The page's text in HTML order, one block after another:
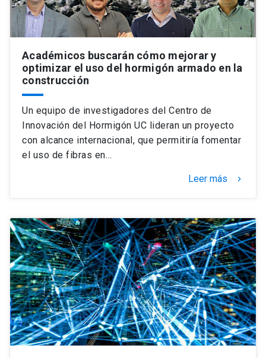
Académicos buscarán cómo mejorar y
optimizar el uso del hormigón armado en la
construcción
Un equipo de investigadores del Centro de
Innovación del Hormigón UC lideran un proyecto
con alcance internacional, que permitiría fomentar
el uso de fibras en…
Leer más keyboard_arrow_right